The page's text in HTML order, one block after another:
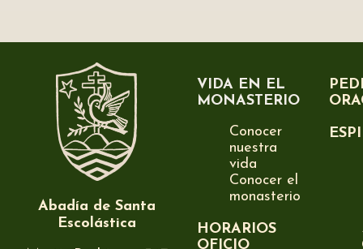
Abadía de Santa
Escolástica
VIDA EN EL
MONASTERIO
Conocer
nuestra
vida
Conocer el
monasterio
HORARIOS
OFICIO